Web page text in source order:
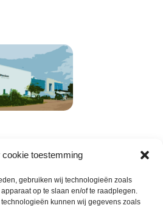
cookie toestemming
gebruiken wij technologieën zoals
op te slaan en/of te raadplegen.
kunnen wij gegevens zoals